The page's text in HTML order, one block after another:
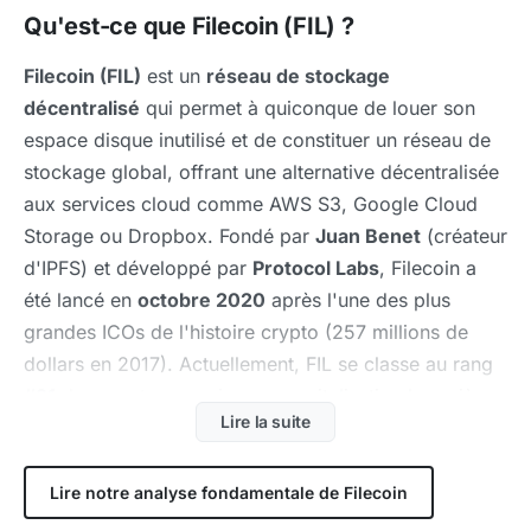
Qu'est-ce que Filecoin (FIL) ?
Filecoin (FIL) est un réseau de stockage
décentralisé qui permet à quiconque de louer son
espace disque inutilisé et de constituer un réseau de
stockage global, offrant une alternative décentralisée
aux services cloud comme AWS S3, Google Cloud
Storage ou Dropbox. Fondé par Juan Benet (créateur
d'IPFS) et développé par Protocol Labs, Filecoin a
été lancé en octobre 2020 après l'une des plus
grandes ICOs de l'histoire crypto (257 millions de
dollars en 2017). Actuellement, FIL se classe au rang
avec une capitalisation de493,97 M€
Fonctionnement
Filecoin utilise deux mécanismes de consensus
Lire la suite
Lire notre analyse fondamentale de Filecoin